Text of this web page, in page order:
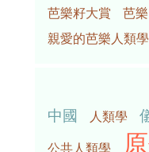
芭樂籽大賞
芭
親愛的芭樂人類
中國 人類學
公共人類學